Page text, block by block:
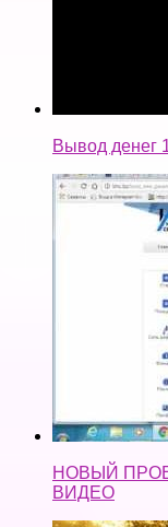
Вывод денег
НОВЫЙ
ВИДЕО